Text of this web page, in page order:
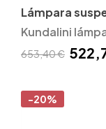
Lámpara
Kundalini
653,40 €
-20%